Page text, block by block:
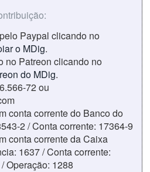
Paypal clicando no
o MDig.
no Patreon clicando no
do MDig.
72 ou
conta corrente do Banco do
2 / Conta corrente: 17364-9
conta corrente da Caixa
1637 / Conta corrente:
Operação: 1288